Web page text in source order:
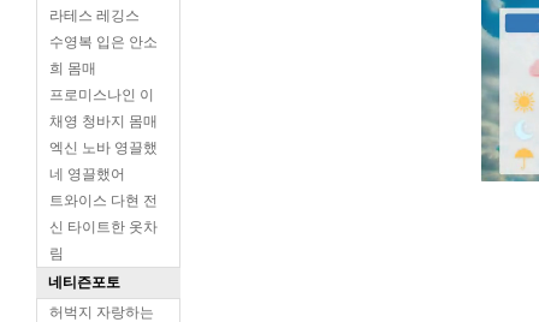
라테스 레깅스
수영복 입은 안소
희 몸매
프로미스나인 이
채영 청바지 몸매
엑신 노바 영끌했
네 영끌했어
트와이스 다현 전
신 타이트한 옷차
림
네티즌포토
허벅지 자랑하는